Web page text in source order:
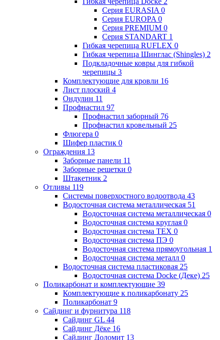
Серия EURASIA 0
Серия EUROPA 0
Серия PREMIUM 0
Серия STANDART 1
Гибкая черепица RUFLEX 0
Гибкая черепица Шинглас (Shingles) 2
Подкладочные ковры для гибкой
черепицы 3
Комплектующие для кровли 16
Лист плоский 4
Ондулин 11
Профнастил 97
Профнастил заборный 76
Профнастил кровельный 25
Флюгера 0
Шифер пластик 0
Ограждения 13
Заборные панели 11
Заборные решетки 0
Штакетник 2
Отливы 119
Системы поверхостного водоотвода 43
Водосточная система металлическая 51
Водосточная система металлическая 0
Водосточная система круглая 0
Водосточная система ТЕХ 0
Водосточная система ПЭ 0
Водосточная система прямоугольная 1
Водосточная система металл 0
Водосточная система пластиковая 25
Водосточная система Docke (Деке) 25
Поликарбонат и комплектующие 39
Комплектующие к поликарбонату 25
Поликарбонат 9
Сайдинг и фурнитура 118
Сайдинг GL 44
Сайдинг Дёке 16
Сайдинг Доломит 13